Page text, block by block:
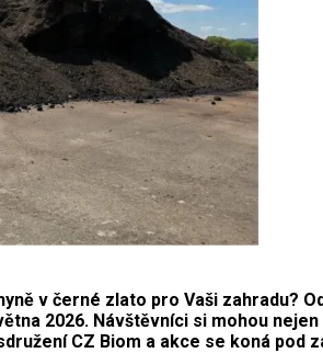
v černé zlato pro Vaši zahradu?
2026. Návštěvníci si mohou
CZ Biom a akce se koná